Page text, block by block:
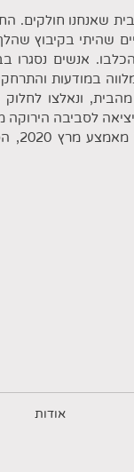
שאנחנו חולקים.
בקיבוץ שהלך
אנשים נסגרו
במודעות
ונאלצו
לסביבה הירוקה
אודות